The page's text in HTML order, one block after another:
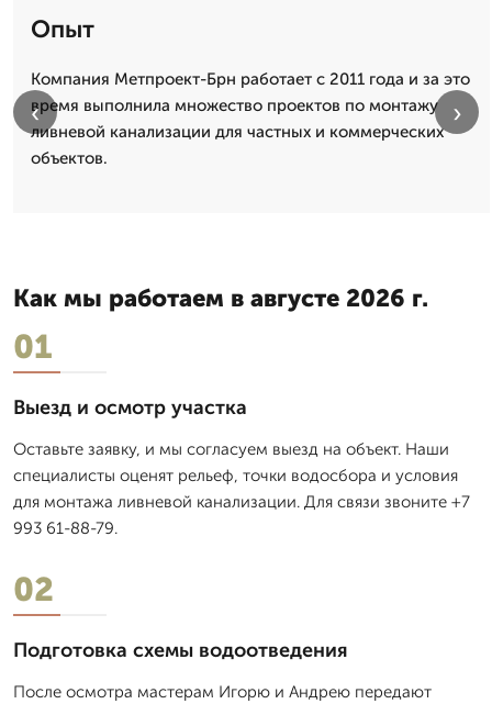
Опыт
Компания Метпроект-Брн работает с 2011 года и за это
время выполнила множество проектов по монтажу
ливневой канализации для частных и коммерческих
объектов.
‹ ›
Как мы работаем в августе 2026 г.
01
Выезд и осмотр участка
Оставьте заявку, и мы согласуем выезд на объект. Наши
специалисты оценят рельеф, точки водосбора и условия
для монтажа ливневой канализации. Для связи звоните +7
993 61-88-79.
02
Подготовка схемы водоотведения
После осмотра мастерам Игорю и Андрею передают